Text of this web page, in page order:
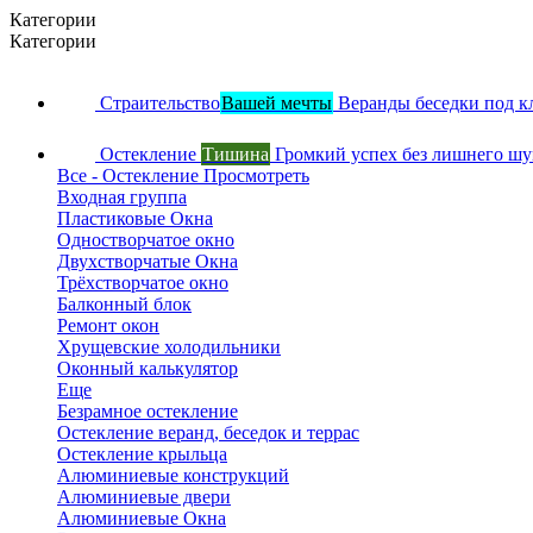
Категории
Категории
СтраительствоВашей мечты Веранды беседки под
Остекление Тишина Громкий успех без лишнего
Все - Остекление Просмотреть
Входная группа
Пластиковые Окна
Одностворчатое окно
Двухстворчатые Окна
Трёхстворчатое окно
Балконный блок
Ремонт окон
Хрущевские холодильники
Оконный калькулятор
Еще
Безрамное остекление
Остекление веранд, беседок и террас
Остекление крыльца
Алюминиевые конструкций
Алюминиевые двери
Алюминиевые Окна